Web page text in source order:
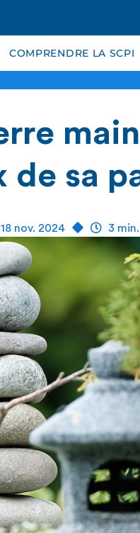
COMPRENDRE LA SCPI
de sa
nov. 2024 3